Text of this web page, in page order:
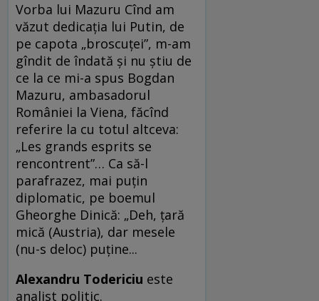
Vorba lui Mazuru Cînd am
văzut dedicația lui Putin, de
pe capota „broscuței”, m-am
gîndit de îndată și nu știu de
ce la ce mi-a spus Bogdan
Mazuru, ambasadorul
României la Viena, făcînd
referire la cu totul altceva:
„Les grands esprits se
rencontrent”… Ca să-l
parafrazez, mai puțin
diplomatic, pe boemul
Gheorghe Dinică: „Deh, țară
mică (Austria), dar mesele
(nu-s deloc) puține...
Alexandru Todericiu este
analist politic.